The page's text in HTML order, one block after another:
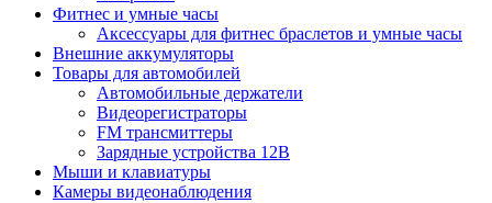
Фитнес и умные часы
Аксессуары для фитнес браслетов и умные часы
Внешние аккумуляторы
Товары для автомобилей
Автомобильные держатели
Видеорегистраторы
FM трансмиттеры
Зарядные устройства 12В
Мыши и клавиатуры
Камеры видеонаблюдения